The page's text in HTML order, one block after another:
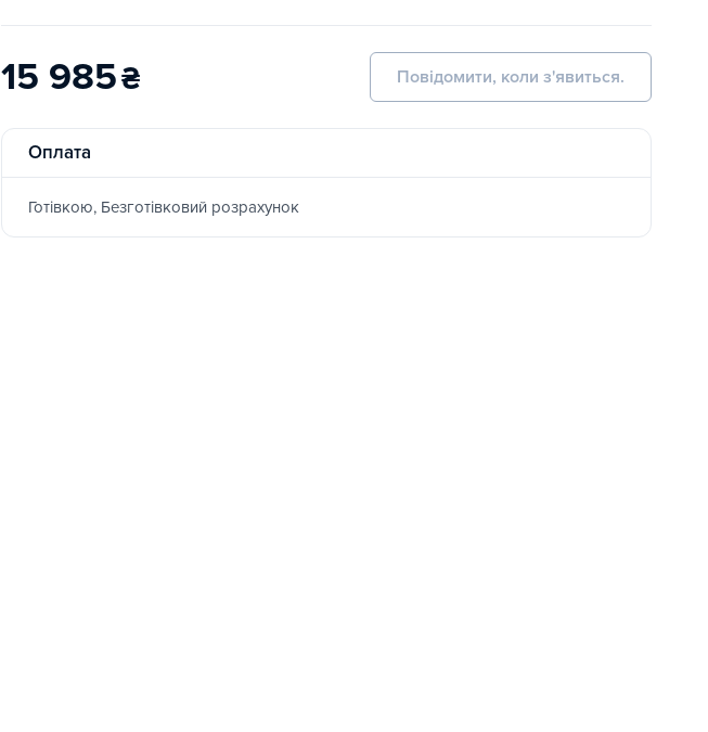
15 985₴ Повідомити, коли з'явиться.
Оплата
Готівкою, Безготівковий розрахунок